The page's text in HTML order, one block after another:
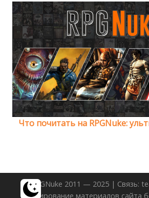
Что почитать на RPGNuke:
© RPGNuke 2011 — 2025 | Связь:
Копирование материалов сайта